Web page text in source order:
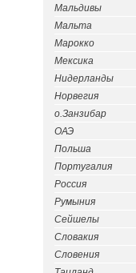
Мальдивы
Мальта
Марокко
Мексика
Нидерланды
Норвегия
о.Занзибар
ОАЭ
Польша
Португалия
Россия
Румыния
Сейшелы
Словакия
Словения